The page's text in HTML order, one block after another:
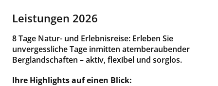
Leistungen 2026
8 Tage Natur- und Erlebnisreise: Erleben Sie
unvergessliche Tage inmitten atemberaubender
Berglandschaften – aktiv, flexibel und sorglos.
Ihre Highlights auf einen Blick: